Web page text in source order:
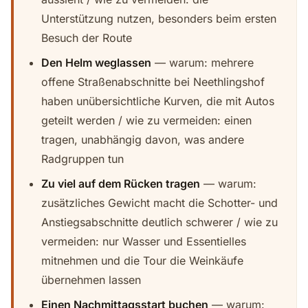
Unterstützung nutzen, besonders beim ersten
Besuch der Route
Den Helm weglassen — warum: mehrere
offene Straßenabschnitte bei Neethlingshof
haben unübersichtliche Kurven, die mit Autos
geteilt werden / wie zu vermeiden: einen
tragen, unabhängig davon, was andere
Radgruppen tun
Zu viel auf dem Rücken tragen — warum:
zusätzliches Gewicht macht die Schotter- und
Anstiegsabschnitte deutlich schwerer / wie zu
vermeiden: nur Wasser und Essentielles
mitnehmen und die Tour die Weinkäufe
übernehmen lassen
Einen Nachmittagsstart buchen — warum: